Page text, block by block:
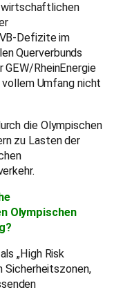
wirtschaftlichen
Defizite im
Querverbunds
RheinEnergie
Umfang nicht
die Olympischen
zu Lasten der
Olympischen
„High Risk
Sicherheitszonen,